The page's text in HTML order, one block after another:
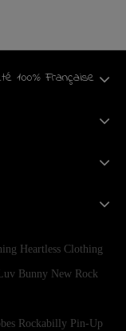
100% Française
Heartless Clothing
Luv Bunny New Rock
Rockabilly Pin-Up